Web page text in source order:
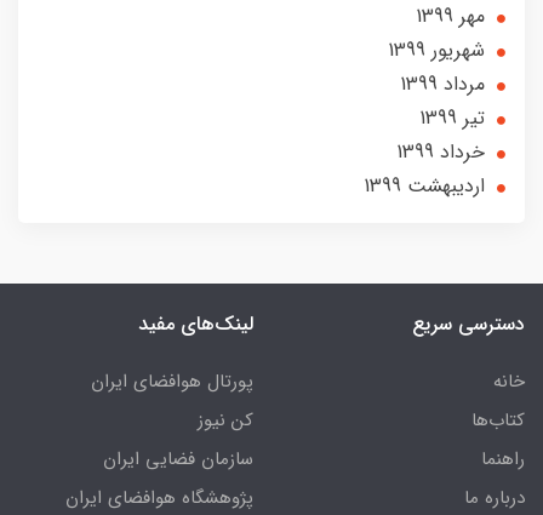
مهر 1399
شهریور 1399
مرداد 1399
تير 1399
خرداد 1399
ارديبهشت 1399
دسترسی سریع
خانه
کتاب‌ها
راهنما
درباره ما
لینک‌های مفید
پورتال هوافضای ایران
کن نیوز
سازمان فضایی ایران
پژوهشگاه هوافضای ایران